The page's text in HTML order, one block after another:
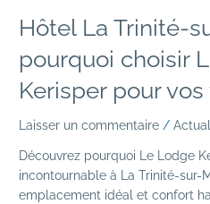
Hôtel La Trinité-
pourquoi choisir
Kerisper pour
Laisser un commentaire /
Découvrez pourquoi Le Lodge
incontournable à La Trinité-sur-
emplacement idéal et confort
vacances
?